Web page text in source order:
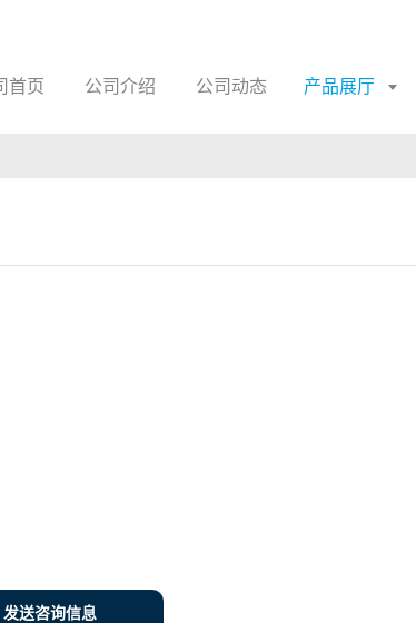
首页 公司介绍 公司动态 产品展厅
发送咨询信息